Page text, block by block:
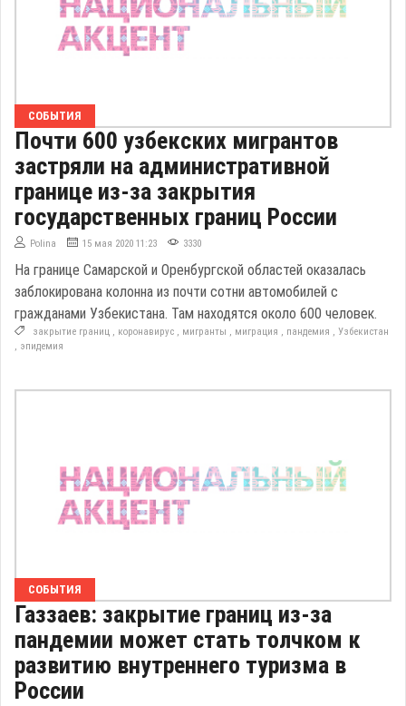
СОБЫТИЯ
Почти 600 узбекских мигрантов
застряли на административной
границе из-за закрытия
государственных границ России
Polina 15 мая 2020 11:23 3330
На границе Самарской и Оренбургской областей оказалась
заблокирована колонна из почти сотни автомобилей с
гражданами Узбекистана. Там находятся около 600 человек.
закрытие границ , коронавирус , мигранты , миграция , пандемия , Узбекистан
, эпидемия
СОБЫТИЯ
Газзаев: закрытие границ из-за
пандемии может стать толчком к
развитию внутреннего туризма в
России